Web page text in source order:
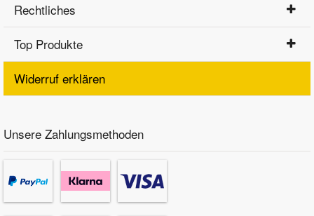
Rechtliches
Top Produkte
Widerruf erklären
Unsere Zahlungsmethoden